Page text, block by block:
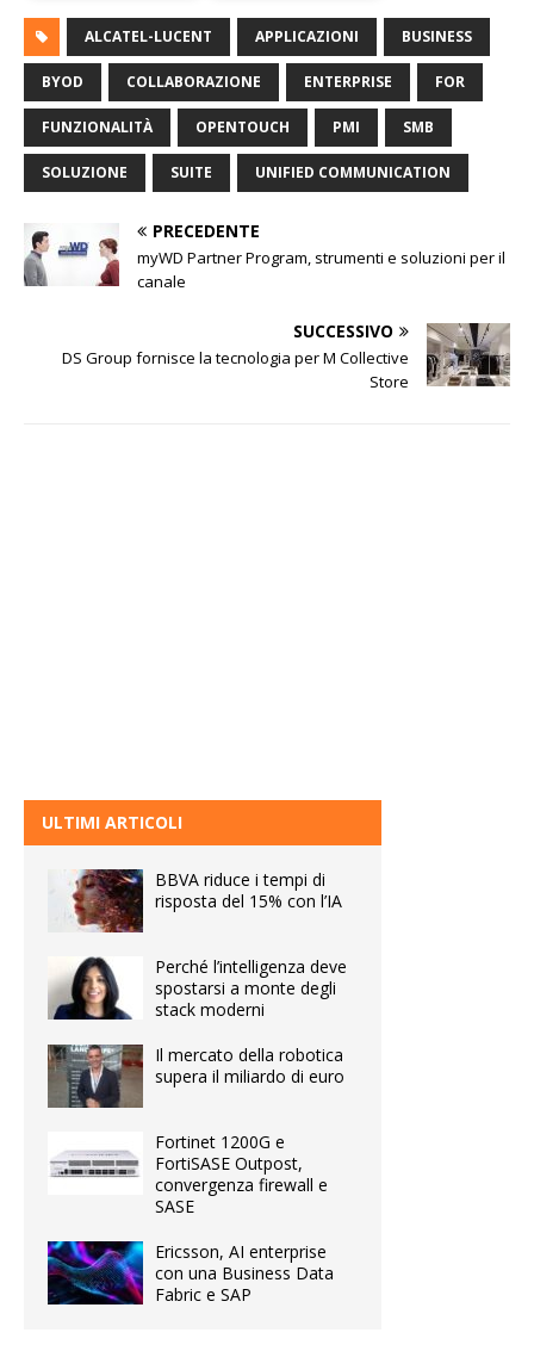
ALCATEL-LUCENT APPLICAZIONI BUSINESS
BYOD COLLABORAZIONE ENTERPRISE FOR
FUNZIONALITÀ OPENTOUCH PMI SMB
SOLUZIONE SUITE UNIFIED COMMUNICATION
PRECEDENTE
myWD Partner Program, strumenti e soluzioni per il
canale
SUCCESSIVO
DS Group fornisce la tecnologia per M Collective
Store
ULTIMI ARTICOLI
BBVA riduce i tempi di
risposta del 15% con l’IA
Perché l’intelligenza deve
spostarsi a monte degli
stack moderni
Il mercato della robotica
supera il miliardo di euro
Fortinet 1200G e
FortiSASE Outpost,
convergenza firewall e
SASE
Ericsson, AI enterprise
con una Business Data
Fabric e SAP